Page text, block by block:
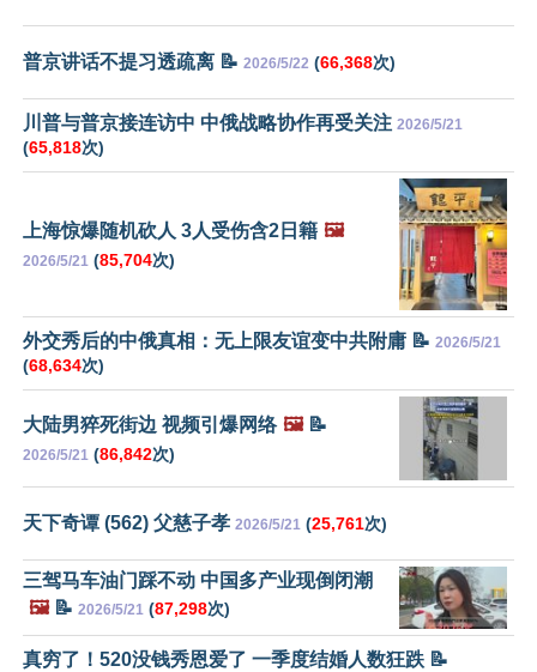
普京讲话不提习透疏离 📝 2026/5/22 (66,368次)
川普与普京接连访中 中俄战略协作再受关注 2026/5/21
(65,818次)
上海惊爆随机砍人 3人受伤含2日籍 🖼️
2026/5/21 (85,704次)
外交秀后的中俄真相：无上限友谊变中共附庸 📝 2026/5/21
(68,634次)
大陆男猝死街边 视频引爆网络 🖼️📝
2026/5/21 (86,842次)
天下奇谭 (562) 父慈子孝 2026/5/21 (25,761次)
三驾马车油门踩不动 中国多产业现倒闭潮
🖼️📝 2026/5/21 (87,298次)
真穷了！520没钱秀恩爱了 一季度结婚人数狂跌 📝